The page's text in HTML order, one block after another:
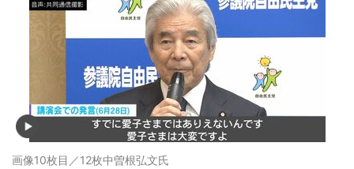
画像10枚目／12枚中曽根弘文氏